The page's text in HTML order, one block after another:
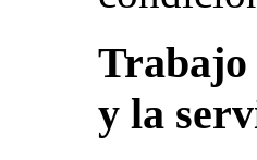
Trabajo
y la